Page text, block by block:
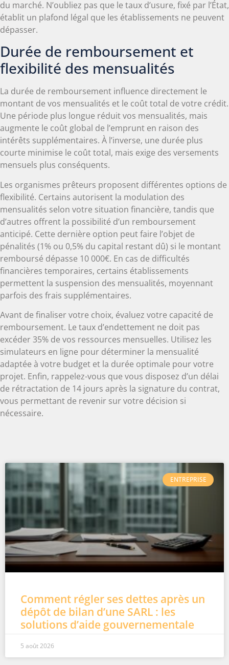
du marché. N’oubliez pas que le taux d’usure, fixé par l’État,
établit un plafond légal que les établissements ne peuvent
dépasser.
Durée de remboursement et
flexibilité des mensualités
La durée de remboursement influence directement le
montant de vos mensualités et le coût total de votre crédit.
Une période plus longue réduit vos mensualités, mais
augmente le coût global de l’emprunt en raison des
intérêts supplémentaires. À l’inverse, une durée plus
courte minimise le coût total, mais exige des versements
mensuels plus conséquents.
Les organismes prêteurs proposent différentes options de
flexibilité. Certains autorisent la modulation des
mensualités selon votre situation financière, tandis que
d’autres offrent la possibilité d’un remboursement
anticipé. Cette dernière option peut faire l’objet de
pénalités (1% ou 0,5% du capital restant dû) si le montant
remboursé dépasse 10 000€. En cas de difficultés
financières temporaires, certains établissements
permettent la suspension des mensualités, moyennant
parfois des frais supplémentaires.
Avant de finaliser votre choix, évaluez votre capacité de
remboursement. Le taux d’endettement ne doit pas
excéder 35% de vos ressources mensuelles. Utilisez les
simulateurs en ligne pour déterminer la mensualité
adaptée à votre budget et la durée optimale pour votre
projet. Enfin, rappelez-vous que vous disposez d’un délai
de rétractation de 14 jours après la signature du contrat,
vous permettant de revenir sur votre décision si
nécessaire.
ENTREPRISE
Comment régler ses dettes après un
dépôt de bilan d’une SARL : les
solutions d’aide gouvernementale
5 août 2026